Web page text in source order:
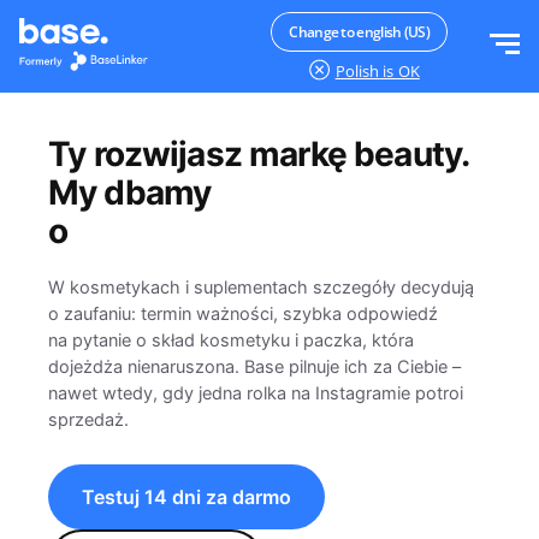
Change to english (US)
Polish is OK
Moduły systemu
Przegląd funkcji
Zamówienia
Magazyn
Produkty
Księgowość
Najważniejsze funkcje
Rozwiązania
Dla startujących e-commerce
Dla rozwijających się biznesów
Dla dużych e-commerce
Branża
Cennik
Więcej
EdukacjaPolski
Zaloguj
Wypróbuj za darmo
Ty rozwijasz markę beauty.
My dbamy
o
W kosmetykach i suplementach szczegóły decydują
o zaufaniu: termin ważności, szybka odpowiedź
na pytanie o skład kosmetyku i paczka, która
dojeżdża nienaruszona. Base pilnuje ich za Ciebie –
nawet wtedy, gdy jedna rolka na Instagramie potroi
sprzedaż.
Testuj 14 dni za darmo